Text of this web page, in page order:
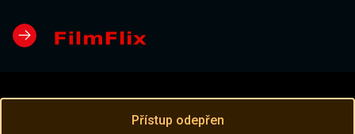
Přístup odepřen